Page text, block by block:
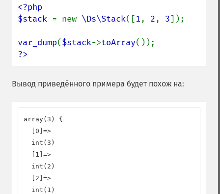
<?php
$stack = new \Ds\Stack([1, 2, 3]);
var_dump($stack->toArray
?>
Вывод приведённого примера будет похож на:
array(3) {
  [0]=>
  int(3)
  [1]=>
  int(2)
  [2]=>
  int(1)